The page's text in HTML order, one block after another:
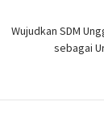
Wujudkan SDM
sebagai